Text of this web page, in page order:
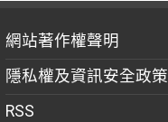
網站著作權聲明
隱私權及資訊安全政策
RSS